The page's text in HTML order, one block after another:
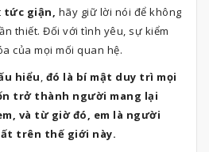
tức giận, hãy giữ lời nói để không
thiết. Đối với tình yêu, sự kiểm
của mọi mối quan hệ.
hiểu đó là bí mật duy trì mọi
trở thành người mang lại
và từ giờ đó, em là người
trên thế giới này.